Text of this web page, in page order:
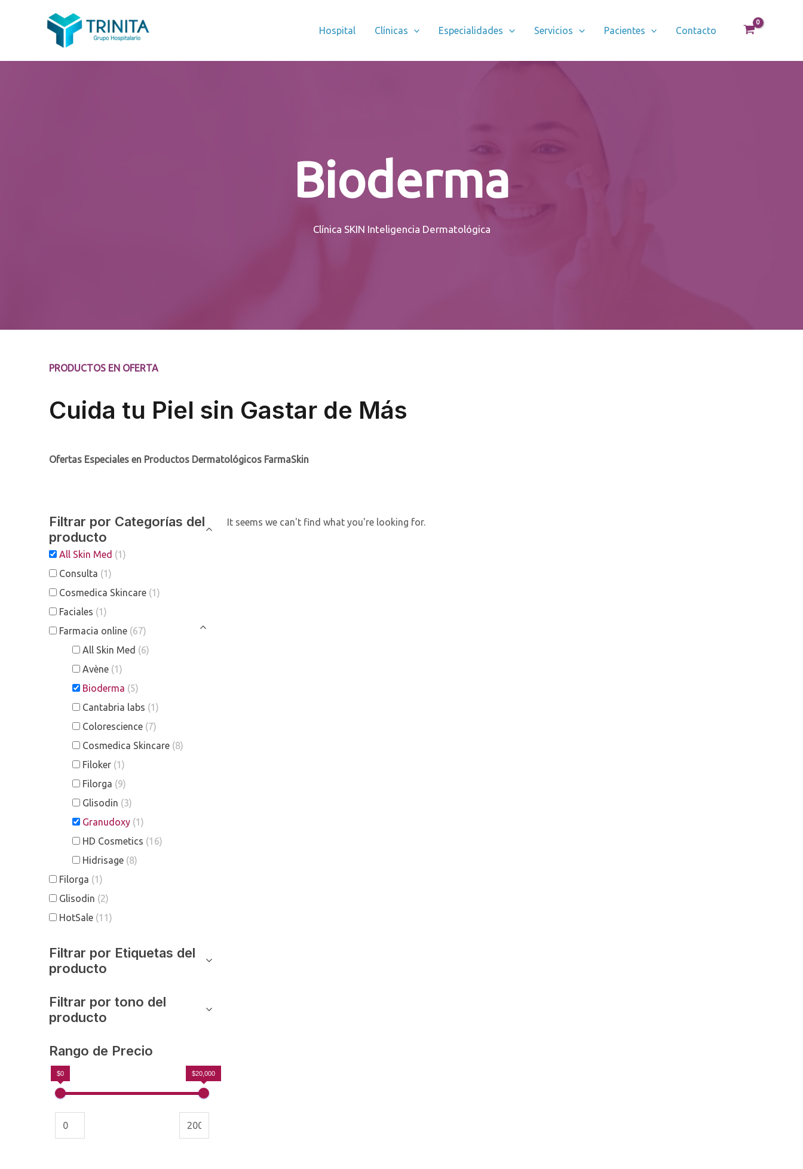
Hospital Clínicas Especialidades Servicios Pacientes Contacto
Bioderma
Clínica SKIN Inteligencia Dermatológica
PRODUCTOS EN OFERTA
Cuida tu Piel sin Gastar de Más
Ofertas Especiales en Productos Dermatológicos FarmaSkin
Filtrar por Categorías del
producto
All Skin Med (1)
Consulta (1)
Cosmedica Skincare (1)
Faciales (1)
Farmacia online (67)
All Skin Med (6)
Avène (1)
Bioderma (5)
Cantabria labs (1)
Colorescience (7)
Cosmedica Skincare (8)
Filoker (1)
Filorga (9)
Glisodin (3)
Granudoxy (1)
HD Cosmetics (16)
Hidrisage (8)
Filorga (1)
Glisodin (2)
HotSale (11)
Filtrar por Etiquetas del
producto
Filtrar por tono del
producto
Rango de Precio
$0 $20,000
It seems we can't find what you're looking for.